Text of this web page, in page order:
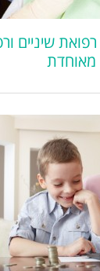
שיניים
מאוחדת